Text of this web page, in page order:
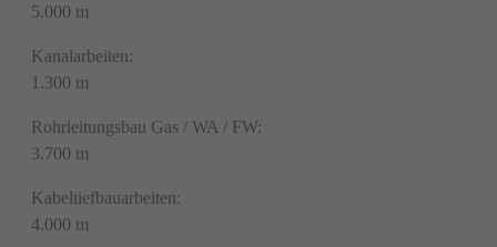
5.000 m
Kanalarbeiten:
1.300 m
Rohrleitungsbau Gas / WA / FW:
3.700 m
Kabeltiefbauarbeiten:
4.000 m